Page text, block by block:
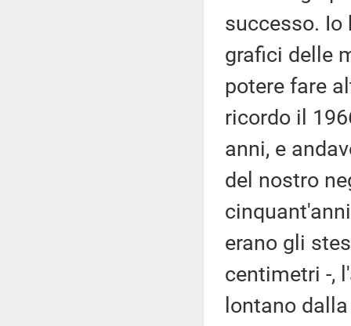
successo.
grafici delle
potere fare
ricordo il
anni, e
del nostro
erano gli
centimetri -,
lontano